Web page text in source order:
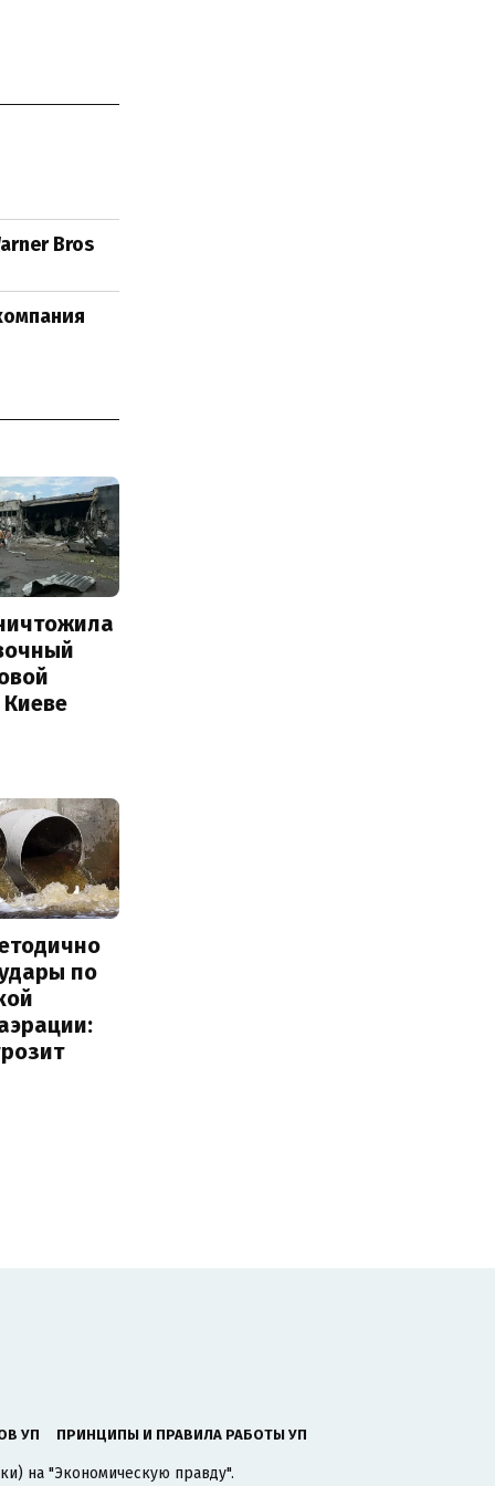
Bros
по
УП ПРИНЦИПЫ И ПРАВИЛА РАБОТЫ УП
на "Экономическую правду".